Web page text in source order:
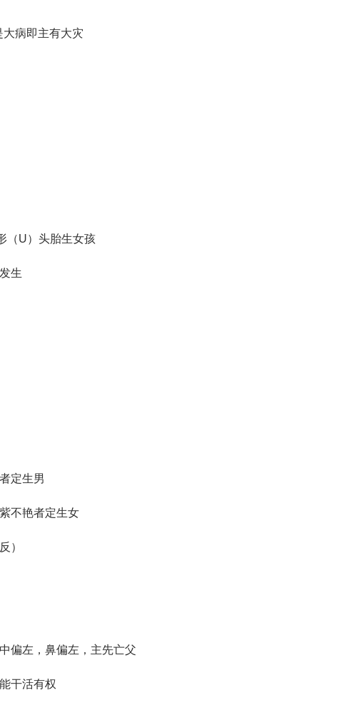
病即主有大灾
（U）头胎生女孩
生
定生男
不艳者定生女
）
偏左，鼻偏左，主先亡父
干活有权